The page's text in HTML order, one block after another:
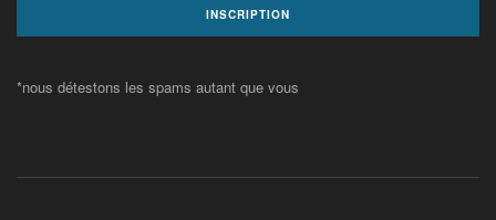
*nous détestons les spams autant que vous